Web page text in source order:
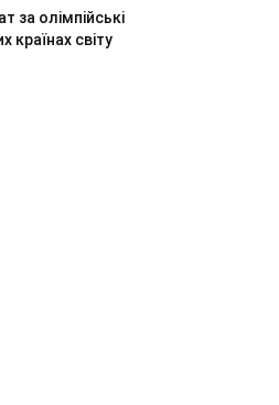
за олімпійські
країнах світу